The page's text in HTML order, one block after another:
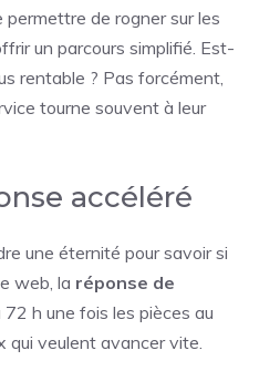
de rogner sur les
un parcours simplifié. Est-
rentable ? Pas forcément,
tourne souvent à leur
accéléré
une éternité pour savoir si
web, la réponse de
h une fois les pièces au
qui veulent avancer vite.